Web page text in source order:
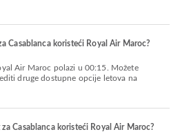
Casablanca koristeći Royal Air Maroc?
druge dostupne opcije letova na
Casablanca koristeći Royal Air Maroc?